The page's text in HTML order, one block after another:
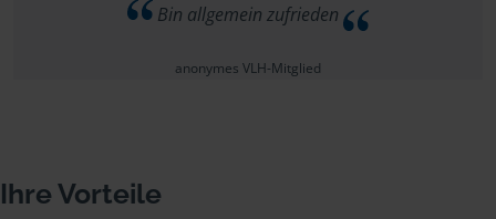
Bin allgemein zufrieden
anonymes VLH-Mitglied
Ihre Vorteile